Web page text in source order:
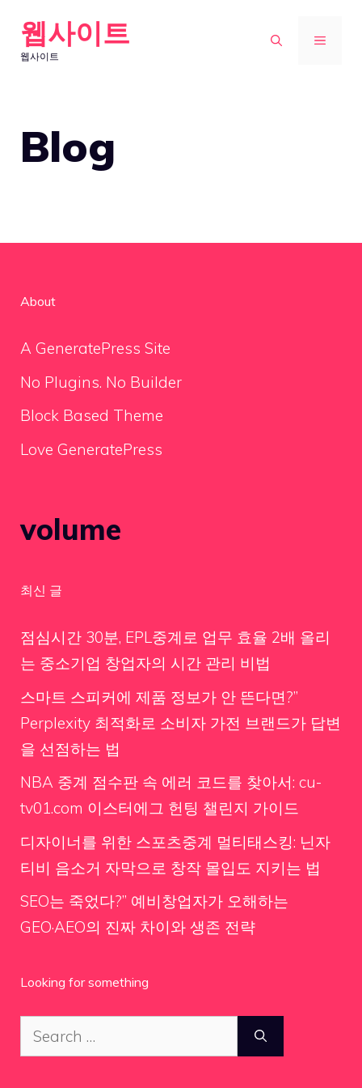
content
웹사이트
웹사이트
MENU
Blog
About
A GeneratePress Site
No Plugins. No Builder
Block Based Theme
Love GeneratePress
volume
최신 글
점심시간 30분, EPL중계로 업무 효율 2배 올리
는 중소기업 창업자의 시간 관리 비법
스마트 스피커에 제품 정보가 안 뜬다면?”
Perplexity 최적화로 소비자 가전 브랜드가 답변
을 선점하는 법
NBA 중계 점수판 속 에러 코드를 찾아서: cu-
tv01.com 이스터에그 헌팅 챌린지 가이드
디자이너를 위한 스포츠중계 멀티태스킹: 닌자
티비 음소거 자막으로 창작 몰입도 지키는 법
SEO는 죽었다?” 예비창업자가 오해하는
GEO·AEO의 진짜 차이와 생존 전략
Looking for something
Search
for: